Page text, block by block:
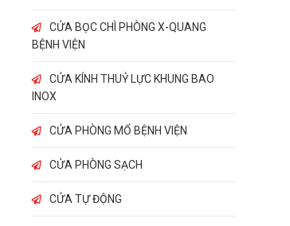
CỬA BỌC CHÌ PHÒNG X-QUANG
BỆNH VIỆN
CỬA KÍNH THUỶ LỰC KHUNG BAO
INOX
CỬA PHÒNG MỔ BỆNH VIỆN
CỬA PHÒNG SẠCH
CỬA TỰ ĐỘNG